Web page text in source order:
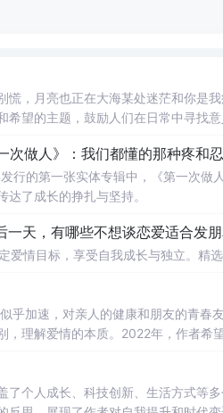
慌，月亮也正在大海某处迷茫和你是
希望的主题，鼓励人们在日常中寻找
做人》：我们都懂的那种疼和
行的第一张实体专辑中，《第一次做
了成长的挣扎与坚持。
一天，有哪些不想谈恋爱适合发
情目标，享受自我成长与独立。精
乎加速，对亲人的健康和朋友的青春
理解爱情的本质。2022年，作者希
了个人成长、科技创新、生活方式等